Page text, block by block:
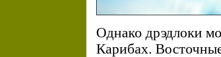
Однако дрэдлоки
Карибах.